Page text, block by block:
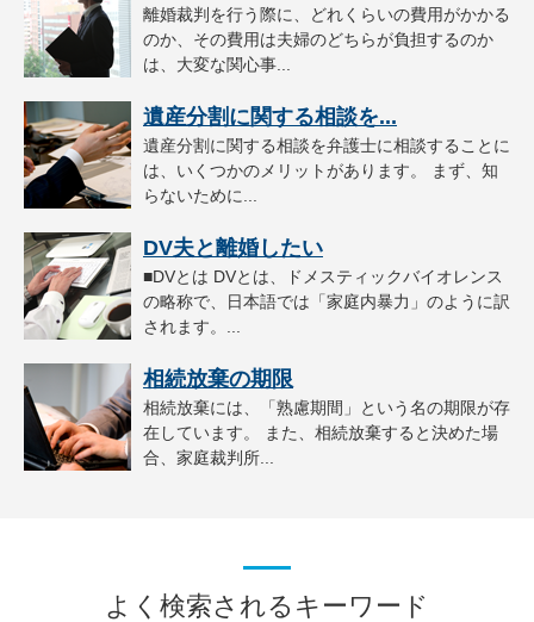
離婚裁判を行う際に、どれくらいの費用がかかる
のか、その費用は夫婦のどちらが負担するのか
は、大変な関心事...
遺産分割に関する相談を...
遺産分割に関する相談を弁護士に相談することに
は、いくつかのメリットがあります。 まず、知
らないために...
DV夫と離婚したい
■DVとは DVとは、ドメスティックバイオレンス
の略称で、日本語では「家庭内暴力」のように訳
されます。...
相続放棄の期限
相続放棄には、「熟慮期間」という名の期限が存
在しています。 また、相続放棄すると決めた場
合、家庭裁判所...
よく検索されるキーワード